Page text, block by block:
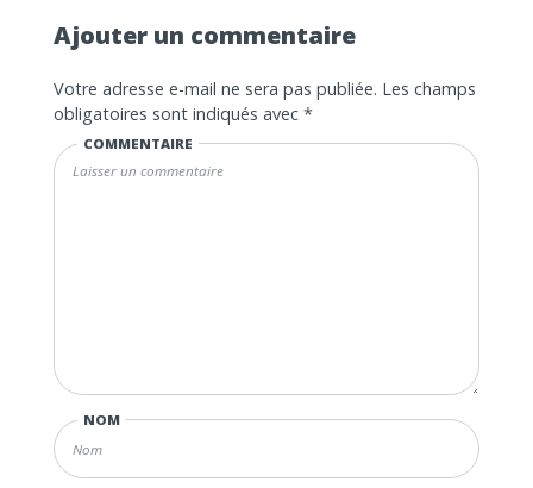
Ajouter un commentaire
Votre adresse e-mail ne sera pas publiée. Les champs
obligatoires sont indiqués avec *
COMMENTAIRE
NOM